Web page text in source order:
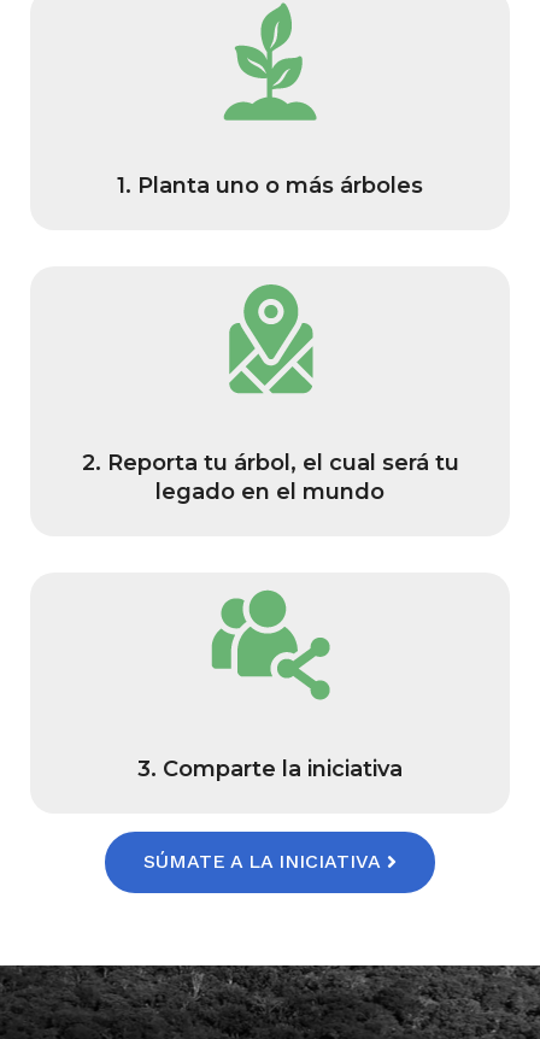
1. Planta uno o más árboles
2. Reporta tu árbol, el cual será tu
legado en el mundo
3. Comparte la iniciativa
SÚMATE A LA INICIATIVA